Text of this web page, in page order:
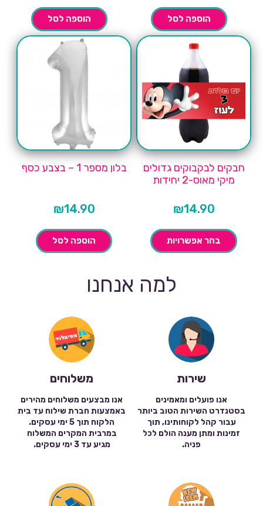
₪14.90.
הוספה לסל הוספה לסל
חבקים לבקבוקים גדולים
מיקי מאוס-2 יחידות
₪14.90
בחר אפשרויות
בלון מספר 1 – בצבע כסף
₪14.90
הוספה לסל
למה אנחנו
שירות
אנו פועלים ומאמינים
בסטנדרט השירות הטוב ביותר
עבור קהל לקוחותינו, תוך
זמינות ומתן מענה הולם לכל
פניה.
משלוחים
אנו מבצעים משלוחים מהירים
באמצעות חברת שילוח עד בית
הלקוח תוך 5 ימי עסקים.
במרבית המקרים המשלוח
מגיע עד 3 ימי עסקים.